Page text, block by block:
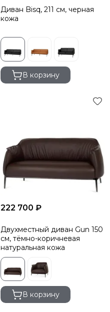
Диван Bisq, 211 см, черная
кожа
В корзину
222 700 ₽
Двухместный диван Gun 150
см, тёмно-коричневая
натуральная кожа
В корзину